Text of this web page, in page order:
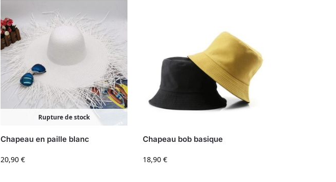
Rupture de stock
Chapeau en paille blanc
20,90€
Chapeau bob basique
18,90€